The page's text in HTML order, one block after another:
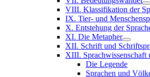
VIII. Klassifikation der
IX. Tier- und
X. Entstehung der
XI. Die Metapher
XII. Schrift und
XIII. Sprachwissenschaft
Die Legende
Sprachen und